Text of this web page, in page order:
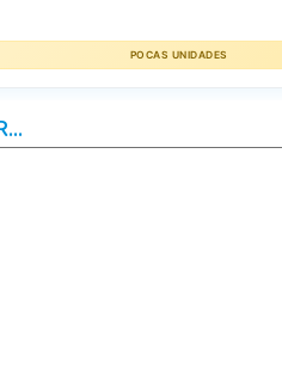
POCAS UNIDADES